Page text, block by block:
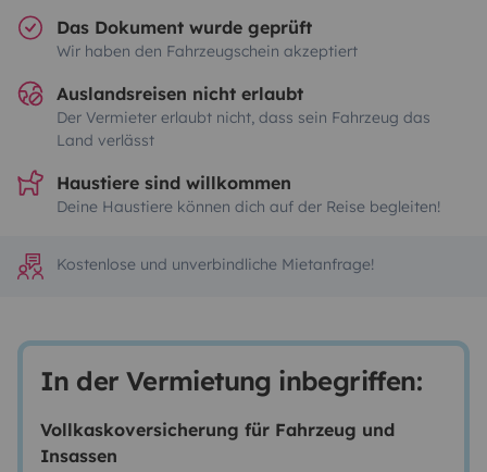
Das Dokument wurde geprüft
Wir haben den Fahrzeugschein akzeptiert
Auslandsreisen nicht erlaubt
Der Vermieter erlaubt nicht, dass sein Fahrzeug das
Land verlässt
Haustiere sind willkommen
Deine Haustiere können dich auf der Reise begleiten!
Kostenlose und unverbindliche Mietanfrage!
In der Vermietung inbegriffen:
Vollkaskoversicherung für Fahrzeug und
Insassen